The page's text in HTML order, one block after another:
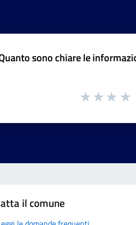
sono chiare le
il comune